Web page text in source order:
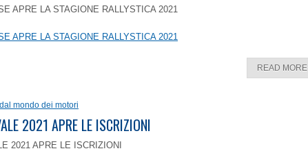
APRE LA STAGIONE RALLYSTICA 2021
APRE LA STAGIONE RALLYSTICA 2021
READ MORE
mondo dei motori
2021 APRE LE ISCRIZIONI
2021 APRE LE ISCRIZIONI